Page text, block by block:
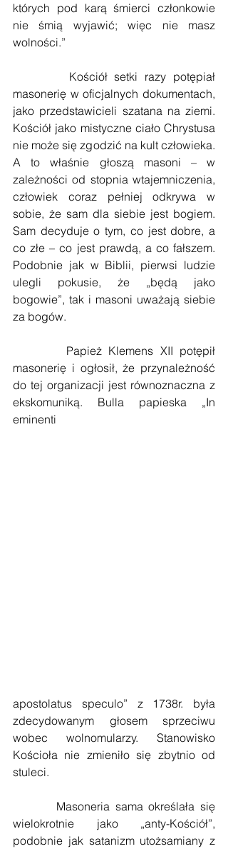
których pod karą śmierci członkowie
nie śmią wyjawić; więc nie masz
wolności.”
masonerię w oficjalnych dokumentach,
jako przedstawicieli szatana na ziemi.
Kościół jako mistyczne ciało Chrystusa
nie może się zgodzić na kult człowieka.
A to właśnie głoszą masoni – w
zależności od stopnia wtajemniczenia,
człowiek coraz pełniej odkrywa w
sobie, że sam dla siebie jest bogiem.
Sam decyduje o tym, co jest dobre, a
co złe – co jest prawdą, a co fałszem.
Podobnie jak w Biblii, pierwsi ludzie
ulegli pokusie, że „będą jako
bogowie”, tak i masoni uważają siebie
za bogów.
masonerię i ogłosił, że przynależność
do tej organizacji jest równoznaczna z
ekskomuniką. Bulla papieska „In
eminenti
apostolatus speculo” z 1738r. była
zdecydowanym głosem sprzeciwu
wobec wolnomularzy. Stanowisko
Kościoła nie zmieniło się zbytnio od
stuleci.
wielokrotnie jako „anty-Kościół”,
podobnie jak satanizm utożsamiany z